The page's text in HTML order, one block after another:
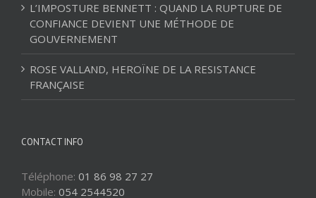
L’IMPOSTURE BENNETT : QUAND LA RUPTURE DE
CONFIANCE DEVIENT UNE MÉTHODE DE
GOUVERNEMENT
ROSE VALLAND, HEROÏNE DE LA RESISTANCE
FRANÇAISE
CONTACT INFO
Téléphone: 01 86 98 27 27
Mobile: 054 2544520